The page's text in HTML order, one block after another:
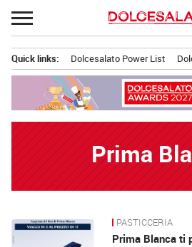
Passa
al
principale
Quick links: Dolcesalato Power List
Prima
News PASTICCERIA
Prima Blanca ti